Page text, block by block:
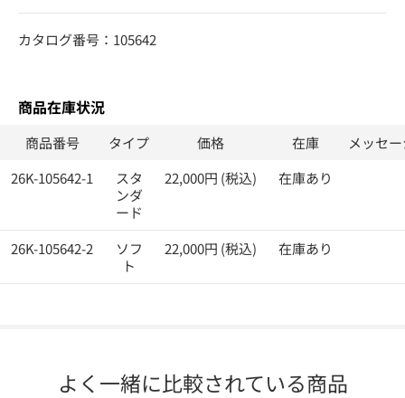
カタログ番号：105642
商品在庫状況
商品番号 タイプ 価格 在庫
メッセ
26K-105642-1
スタ
ンダ
ード
22,000円 (税込) 在庫あり
26K-105642-2
ソフ
ト
22,000円 (税込) 在庫あり
よく一緒に比較されている商品